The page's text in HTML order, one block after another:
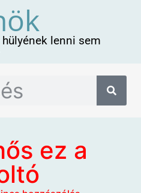
lenni sem
ez a